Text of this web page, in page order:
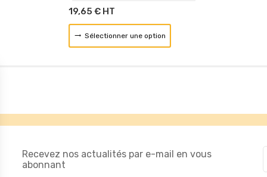
19,65 € HT
Sélectionner une option
Recevez nos actualités par e-mail en vous
abonnant